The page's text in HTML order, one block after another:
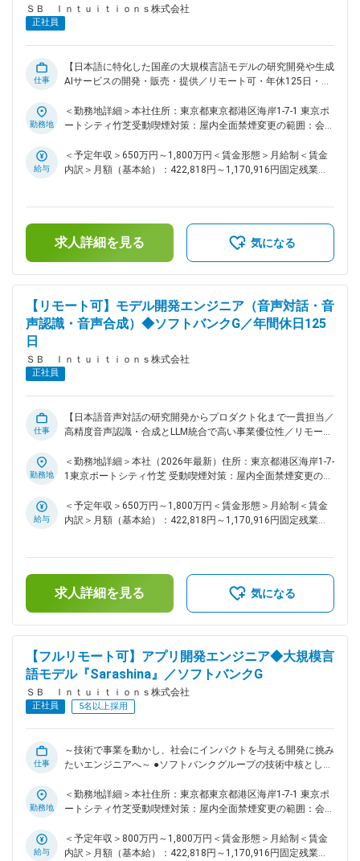
きます。 ■魅力ポイント 【日本随一の挑戦的環境】 フルスク
ラッチで自社開発した生成AIモデルを、日本国内の業務で安
心・安全に使っていただくためにプロダクト化し、日本企業の
お客様へ展開していくビジネス計画をゼロから立てるという、
日本では他に類を見ない希少な経験が積めるポジションです。
【トップティア企業とのダイナミックな協業】 各業界を代表
する大手企業と直接タッグを組み、社会にインパクトを与える
生成AIの新たなユースケースを自らの手で創り出すことができ
ます。 【最先端技術とビジネスの橋渡し】 研究開発の最前線
に立ちながら、それをいかにしてビジネス価値（商用化）に変
績を磨くことができます。 変更の範囲：会社の定める業務
ＳＢ Ｉｎｔｕｉｔｉｏｎｓ株式会社
正社員
仕事
【日本語に特化した国産の大規模言語モデルの研究開発や生成
AIサービスの開発・販売・提供／リモート可・年休125日・フ
定・更新 ・中長期的な事業目標に基づき、各プロダクトのフ
ェーズに合わせたマイルストーンの設計 ◇投資対効果（ROI）
トに投下すべきか、データと市場動向に基づく意思決定支援 ◇
グループ各社との戦略的連携 ・次世代技術やグループアセッ
の最終調整 ◇市場・競合分析 最新のテクノロジートレンドや
顧客の声を収集し、戦略へのフィードバックを実施 ■ミッショ
ン 技術とビジネスの架け橋となり、SB Intuitionsの持続的成
る開発管理ではなく、投資対効果に基づいた意思決定を行い、
グループ各社とのシナジーを最大化させることで、市場競争力
のあるプロダクト群を世に送り出すことがミッションです。 ■
魅力ポイント 本ポジションでの経験を通じて、単一プロダク
適化する「事業経営者」に近い視座を獲得できます。グループ
会社の巨大なアセットを活用し、生成AI等の最先端領域と連携
実装力が身につきます。将来的には、複雑なステークホルダー
を統率し、大規模な技術投資を成功に導く責任者として、市場
価値を高めることが可能です。 変更の範囲：会社の定める業
勤務地
＜勤務地詳細＞本社住所：東京都東京都港区海岸1-7-1 東京ポ
ートシティ竹芝受動喫煙対策：屋内全面禁煙変更の範囲：会社
給与
＜予定年収＞650万円～1,800万円＜賃金形態＞月給制＜賃金
内訳＞月額（基本給）：422,818円～1,170,916円固定残業手
＜残業手当＞有＜給与補足＞※上限金額はその限りではござい
ません※月給・想定理論年収：基本給＋固定時間外手当(35時
間相当)※時間外手当は一般職のみとなり、かつ、固定時間外手
す※別途インセンティブが支給されることがあります賃金はあ
くまでも目安の金額であり、選考を通じて上下する可能性があ
ります。月給(月額)は固定手当を含めた表記です。
求人詳細を見る 気になる
【リモート可】モデル開発エンジニア（音声対話・音
声認識・音声合成）◆ソフトバンクG／年間休日125
日
ＳＢ Ｉｎｔｕｉｔｉｏｎｓ株式会社
正社員
仕事
【日本語音声対話の研究開発からプロダクト化まで一貫担当／
高精度音声認識・合成とLLM統合で高い事業優位性／リモート
社の日本語音声対話システム開発チームにて、学術・プロダク
ト両面のモデル開発をご担当いただきます。大規模音声データ
リアルタイム音声対話用LLMの開発とAgentic機能実装、各モ
ジュール統合とベンチマーク作成まで一貫して携わります。リ
合成モデルの開発 ・リアルタイム音声対話のためのLLM開発
・リアルタイム音声対話におけるAgentic機能の開発 ・上記モ
ジュールを組み合わせた音声対話システムの構築 ・日本語音
成モデルを活用した、日本語音声対話システムの開発 ■魅力ポ
イント： ・日本トップクラスの音声認識、音声合成モデルお
よびSarashinaを活用した音声対話システムに関して、モデル
開発からプロダクト化まで一貫して取り組むことができます。
・リモートワークと出社のベストミックス（出社頻度の規定な
し） ※平均実績 週1～2日出社 ※業務の必要性に応じて出社
費は会社負担（上限あり）） ■当社について： ～これからの
社会を支える「次世代デジタル社会基盤」～ 私たちは、未来
かした「次世代デジタル社会基盤」の実現を目指しています。
・日本語に強く、安心してご利用いただける国産生成AIサービ
り ・自律的に判断・行動する高度なメタエージェントの開発
これらの取り組みを通じて、さまざまな分野に新たな可能性を
勤務地
＜勤務地詳細＞本社（2026年最新）住所：東京都港区海岸1-7-
1東京ポートシティ竹芝 受動喫煙対策：屋内全面禁煙変更の範
給与
＜予定年収＞650万円～1,800万円＜賃金形態＞月給制＜賃金
内訳＞月額（基本給）：422,818円～1,170,916円固定残業手
＜残業手当＞有＜給与補足＞※上限金額はその限りではござい
ません※月給・想定理論年収：基本給＋固定時間外手当(35時
間相当)※時間外手当は一般職のみとなり、かつ、固定時間外手
す※別途インセンティブが支給されることがあります賃金はあ
くまでも目安の金額であり、選考を通じて上下する可能性があ
ります。月給(月額)は固定手当を含めた表記です。
求人詳細を見る 気になる
【フルリモート可】アプリ開発エンジニア◆大規模言
語モデル『Sarashina』／ソフトバンクG
ＳＢ Ｉｎｔｕｉｔｉｏｎｓ株式会社
正社員 5名以上採用
仕事
～技術で事業を動かし、社会にインパクトを与える開発に挑み
たいエンジニアへ～ ●ソフトバンクグループの技術中核とし
発に挑戦可能 ●大規模データを扱う研究案件や社会インフラ領
域の難易度の高いPJTあり。スケール感のある開発と最新技術
学や研究機関や企業との協業を通じて、さらなる技術革新を追
求 ●「フルリモートフルフレックス可×モダン技術×安定した開
勤務地
＜勤務地詳細＞本社住所：東京都東京都港区海岸1-7-1 東京ポ
ートシティ竹芝受動喫煙対策：屋内全面禁煙変更の範囲：会社
給与
＜予定年収＞800万円～1,800万円＜賃金形態＞月給制＜賃金
内訳＞月額（基本給）：422,818円～1,170,916円固定残業手